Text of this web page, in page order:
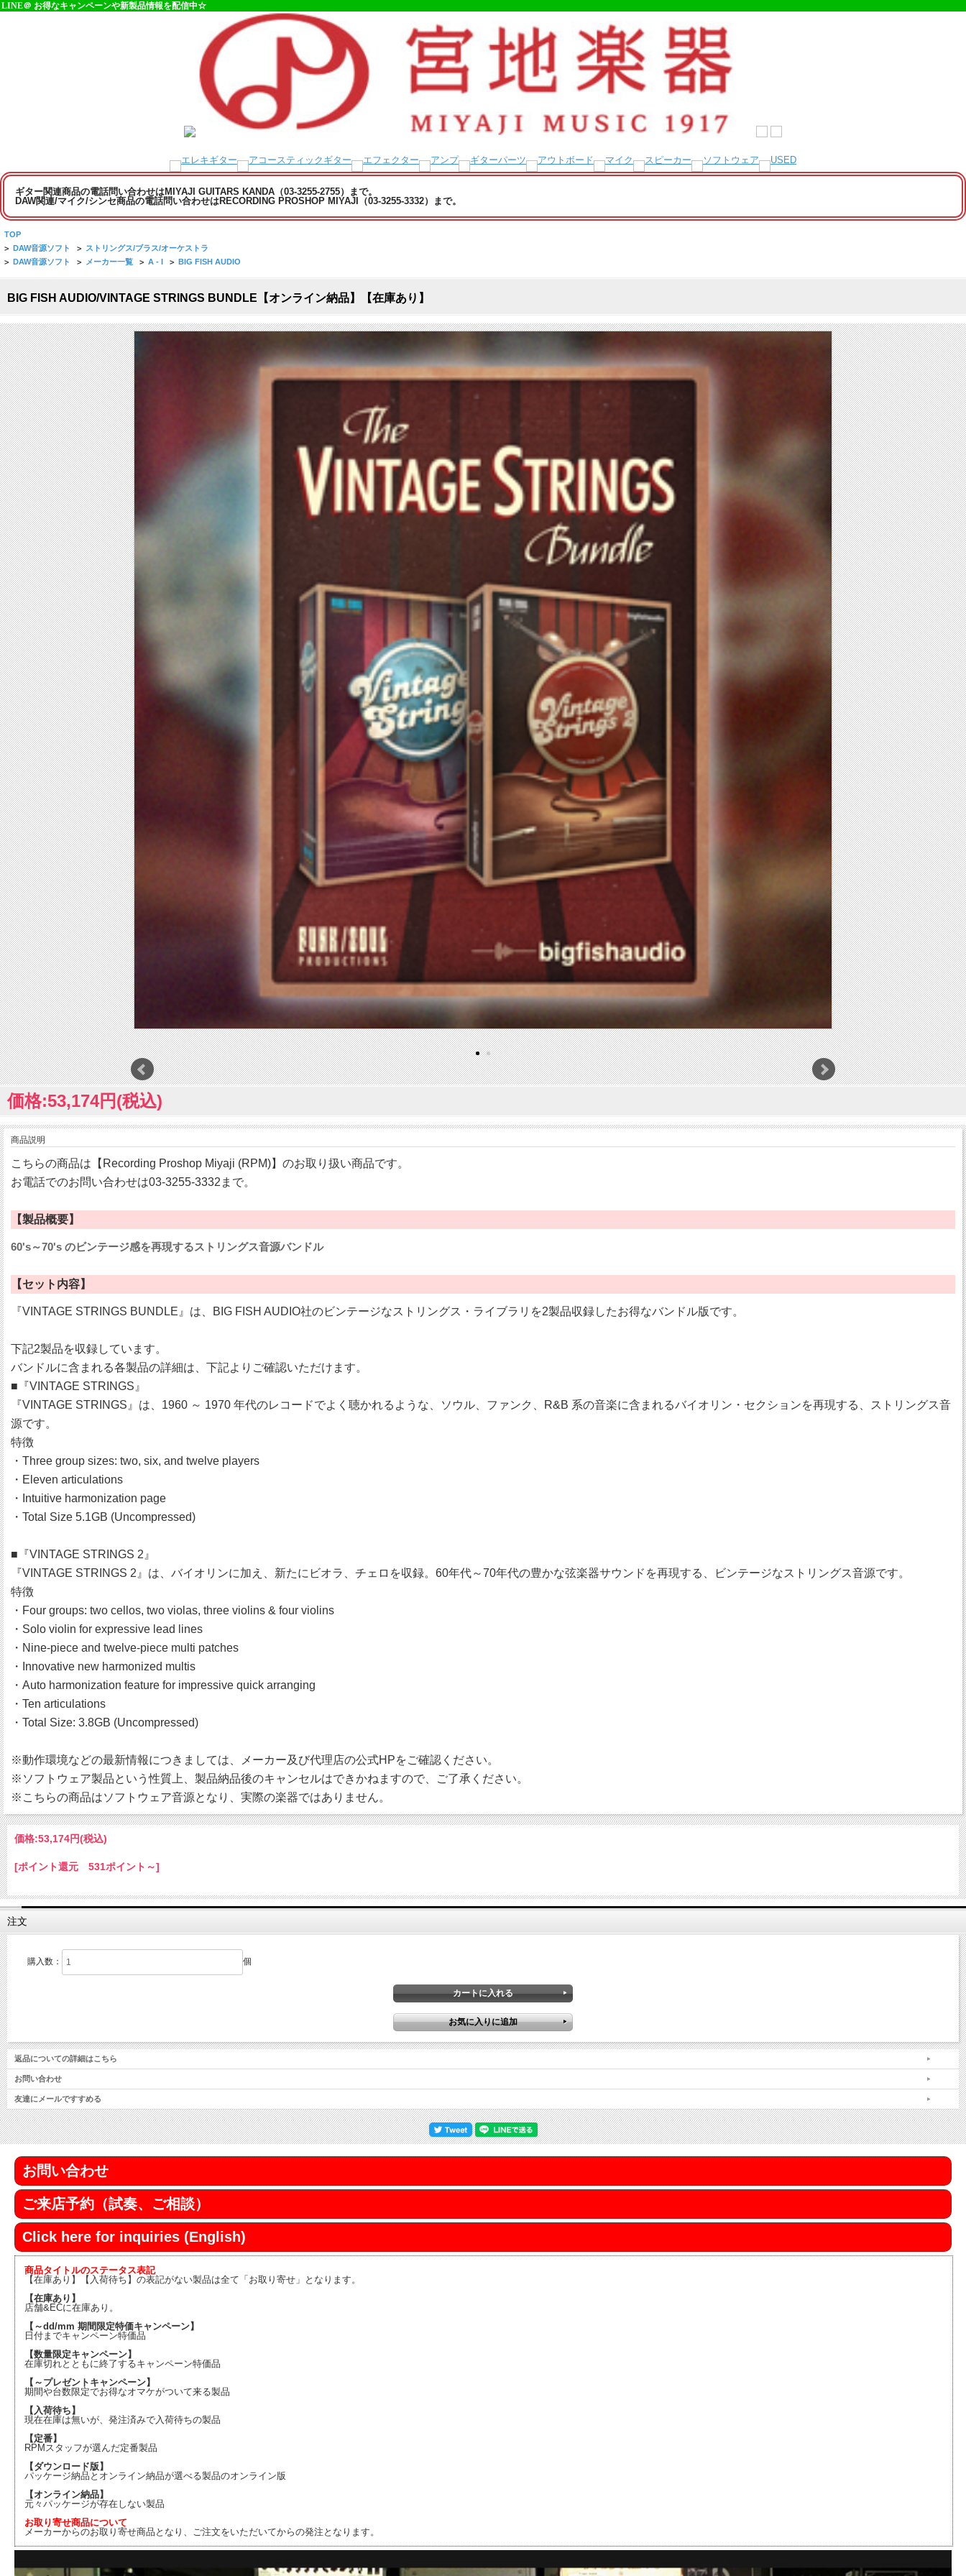
LINE＠ お得なキャンペーンや新製品情報を配信中☆
ギター関連商品の電話問い合わせはMIYAJI GUITARS KANDA（03-3255-2755）まで。
DAW関連/マイク/シンセ商品の電話問い合わせはRECORDING PROSHOP MIYAJI（03-3255-3332）まで。
TOP
> DAW音源ソフト > ストリングス/ブラス/オーケストラ
> DAW音源ソフト > メーカー一覧 > A - I > BIG FISH AUDIO
BIG FISH AUDIO/VINTAGE STRINGS BUNDLE【オンライン納品】【在庫あり】
価格:53,174円(税込)
商品説明
こちらの商品は【Recording Proshop Miyaji (RPM)】のお取り扱い商品です。
お電話でのお問い合わせは03-3255-3332まで。
【製品概要】
60's～70's のビンテージ感を再現するストリングス音源バンドル
【セット内容】
『VINTAGE STRINGS BUNDLE』は、BIG FISH AUDIO社のビンテージなストリングス・ライブラリを2製品収録したお得なバンドル版です。
下記2製品を収録しています。
バンドルに含まれる各製品の詳細は、下記よりご確認いただけます。
■『VINTAGE STRINGS』
『VINTAGE STRINGS』は、1960 ～ 1970 年代のレコードでよく聴かれるような、ソウル、ファンク、R&B 系の音楽に含まれるバイオリン・セクションを再現する、ストリングス音
源です。
特徴
・Three group sizes: two, six, and twelve players
・Eleven articulations
・Intuitive harmonization page
・Total Size 5.1GB (Uncompressed)
■『VINTAGE STRINGS 2』
『VINTAGE STRINGS 2』は、バイオリンに加え、新たにビオラ、チェロを収録。60年代～70年代の豊かな弦楽器サウンドを再現する、ビンテージなストリングス音源です。
特徴
・Four groups: two cellos, two violas, three violins & four violins
・Solo violin for expressive lead lines
・Nine-piece and twelve-piece multi patches
・Innovative new harmonized multis
・Auto harmonization feature for impressive quick arranging
・Ten articulations
・Total Size: 3.8GB (Uncompressed)
※動作環境などの最新情報につきましては、メーカー及び代理店の公式HPをご確認ください。
※ソフトウェア製品という性質上、製品納品後のキャンセルはできかねますので、ご了承ください。
※こちらの商品はソフトウェア音源となり、実際の楽器ではありません。
価格:53,174円(税込)
[ポイント還元 531ポイント～]
注文
購入数： 個
返品についての詳細はこちら
お問い合わせ
友達にメールですすめる
お問い合わせ
ご来店予約（試奏、ご相談）
Click here for inquiries (English)
商品タイトルのステータス表記
【在庫あり】【入荷待ち】の表記がない製品は全て「お取り寄せ」となります。
【在庫あり】
店舗&ECに在庫あり。
【～dd/mm 期間限定特価キャンペーン】
日付までキャンペーン特価品
【数量限定キャンペーン】
在庫切れとともに終了するキャンペーン特価品
【～プレゼントキャンペーン】
期間や台数限定でお得なオマケがついて来る製品
【入荷待ち】
現在在庫は無いが、発注済みで入荷待ちの製品
【定番】
RPMスタッフが選んだ定番製品
【ダウンロード版】
パッケージ納品とオンライン納品が選べる製品のオンライン版
【オンライン納品】
元々パッケージが存在しない製品
お取り寄せ商品について
メーカーからのお取り寄せ商品となり、ご注文をいただいてからの発注となります。